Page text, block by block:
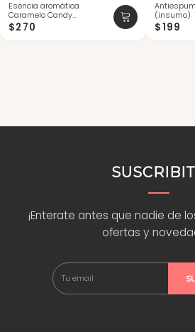
NUEVO
Esencia aromática
Caramelo Candy
concentrada (30ml)
$270
(insumo)
$199
¡Enterate antes que nadie de
ofertas y